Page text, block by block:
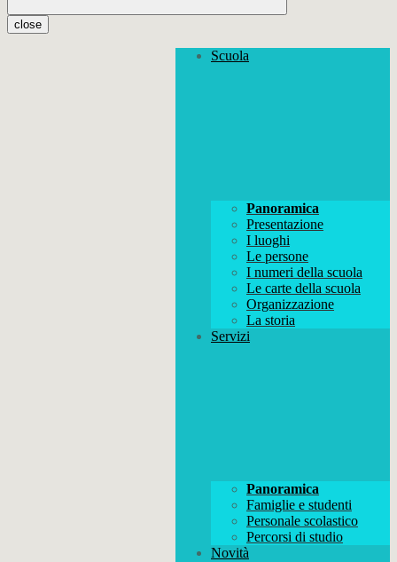
close
Scuola
Panoramica
Presentazione
I luoghi
Le persone
I numeri della scuola
Le carte della scuola
Organizzazione
La storia
Servizi
Panoramica
Famiglie e studenti
Personale scolastico
Percorsi di studio
Novità